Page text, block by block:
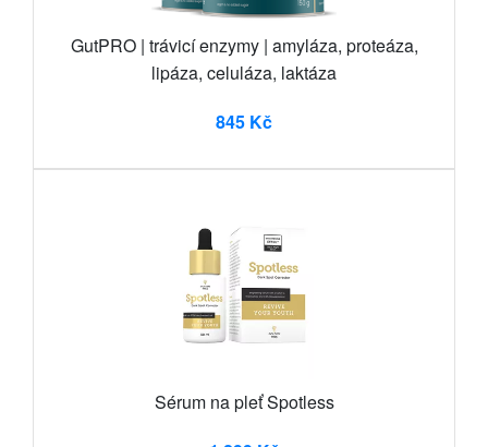
GutPRO | trávicí enzymy | amyláza, proteáza,
lipáza, celuláza, laktáza
845 Kč
Sérum na pleť Spotless